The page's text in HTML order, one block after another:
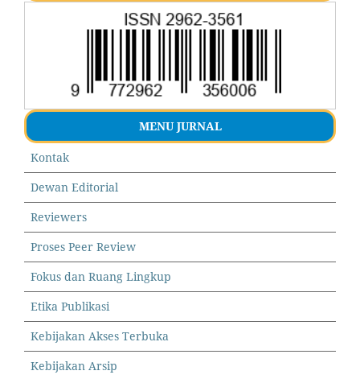
MENU JURNAL
Kontak
Dewan Editorial
Reviewers
Proses Peer Review
Fokus dan Ruang Lingkup
Etika Publikasi
Kebijakan Akses Terbuka
Kebijakan Arsip